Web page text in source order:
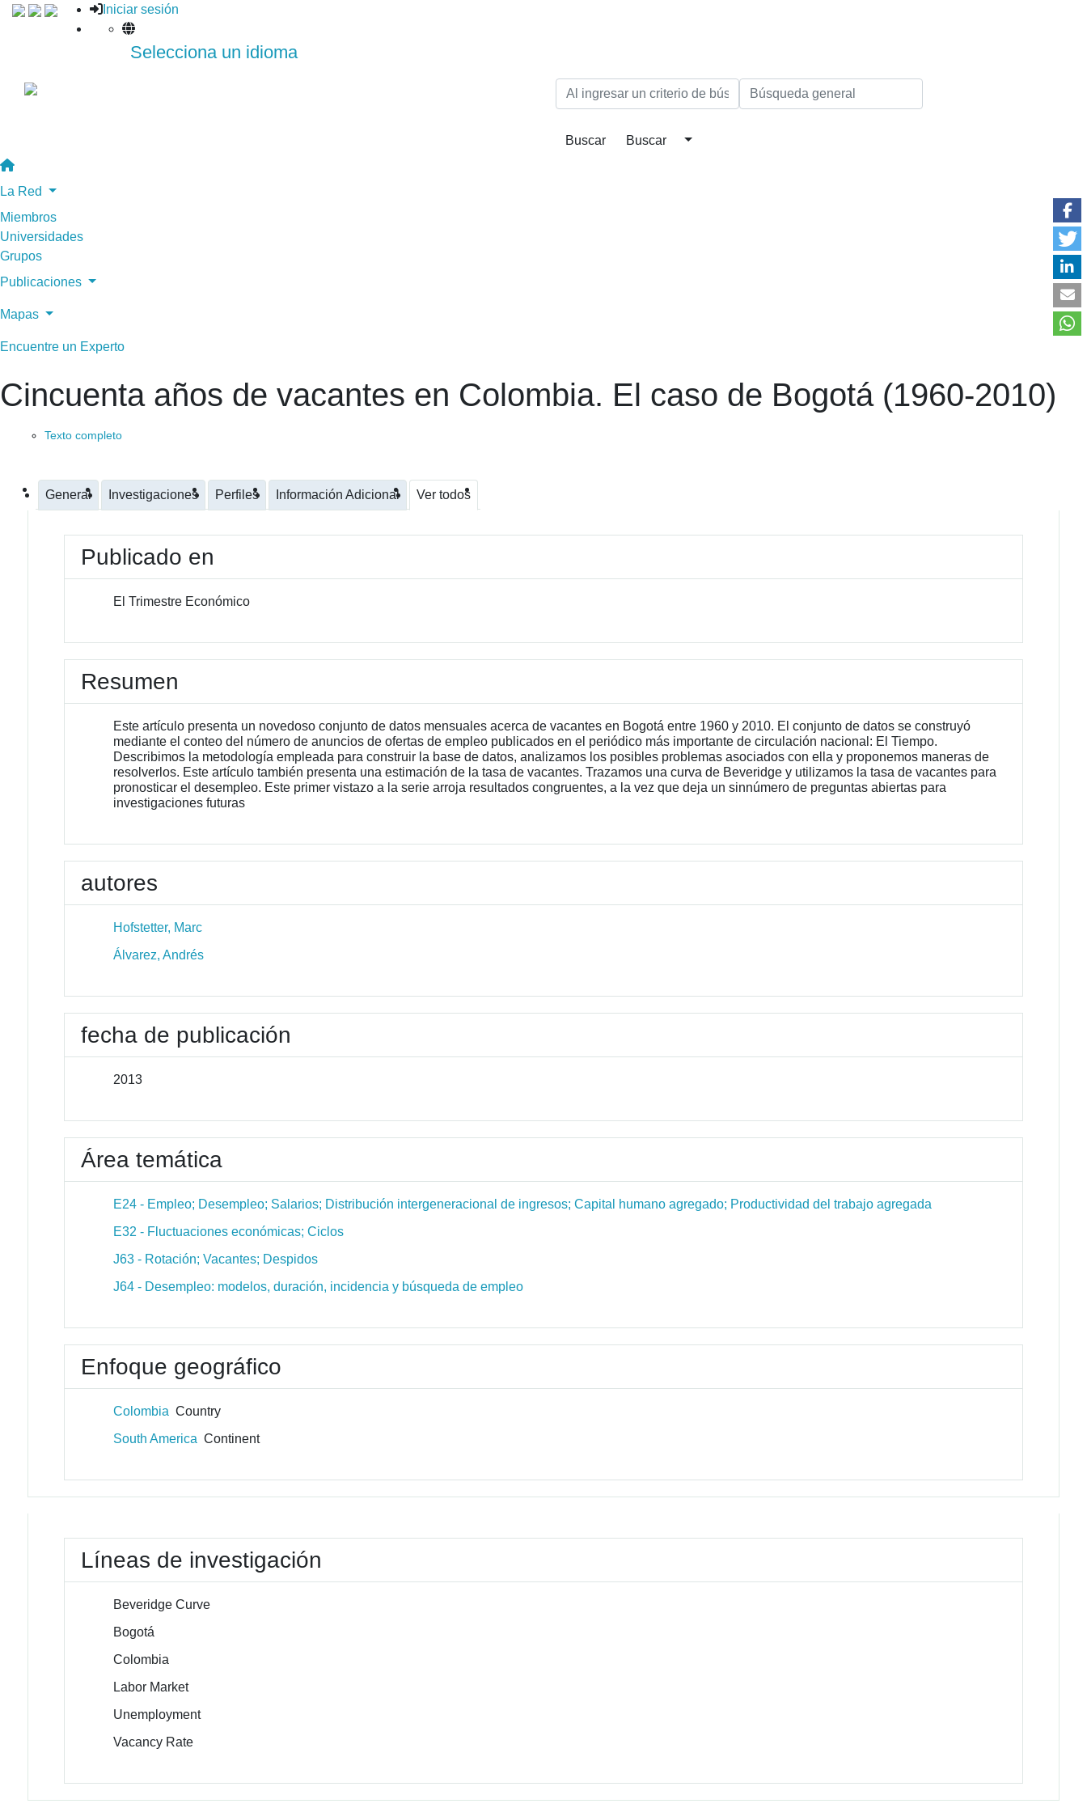
Iniciar sesión
Selecciona un idioma
La Red
Miembros
Universidades
Grupos
Publicaciones
Mapas
Encuentre un Experto
Cincuenta años de vacantes en Colombia. El caso de Bogotá (1960-2010)
Texto completo
General Investigaciones Perfiles Información Adicional Ver todos
Publicado en
El Trimestre Económico
Resumen
Este artículo presenta un novedoso conjunto de datos mensuales acerca de vacantes en Bogotá entre 1960 y 2010. El conjunto de datos se construyó
mediante el conteo del número de anuncios de ofertas de empleo publicados en el periódico más importante de circulación nacional: El Tiempo.
Describimos la metodología empleada para construir la base de datos, analizamos los posibles problemas asociados con ella y proponemos maneras de
resolverlos. Este artículo también presenta una estimación de la tasa de vacantes. Trazamos una curva de Beveridge y utilizamos la tasa de vacantes para
pronosticar el desempleo. Este primer vistazo a la serie arroja resultados congruentes, a la vez que deja un sinnúmero de preguntas abiertas para
investigaciones futuras
autores
Hofstetter, Marc
Álvarez, Andrés
fecha de publicación
2013
Área temática
E24 - Empleo; Desempleo; Salarios; Distribución intergeneracional de ingresos; Capital humano agregado; Productividad del trabajo agregada
E32 - Fluctuaciones económicas; Ciclos
J63 - Rotación; Vacantes; Despidos
J64 - Desempleo: modelos, duración, incidencia y búsqueda de empleo
Enfoque geográfico
Colombia Country
South America Continent
Líneas de investigación
Beveridge Curve
Bogotá
Colombia
Labor Market
Unemployment
Vacancy Rate